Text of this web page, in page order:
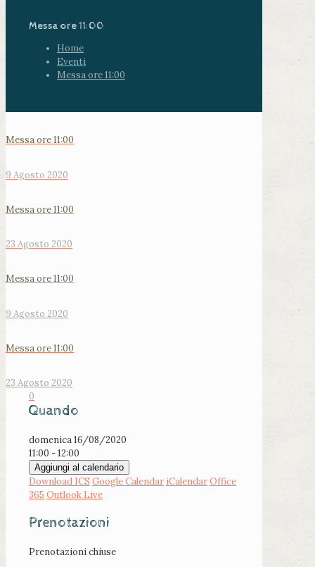
Messa ore 11:00
Home
Eventi
Messa ore 11:00
Messa ore 11:00
9 Agosto 2020
Messa ore 11:00
23 Agosto 2020
Messa ore 11:00
9 Agosto 2020
Messa ore 11:00
23 Agosto 2020
0
Quando
domenica 16/08/2020
11:00 - 12:00
Aggiungi al calendario
Download ICS Google Calendar iCalendarOffice
365 Outlook Live
Prenotazioni
Prenotazioni chiuse